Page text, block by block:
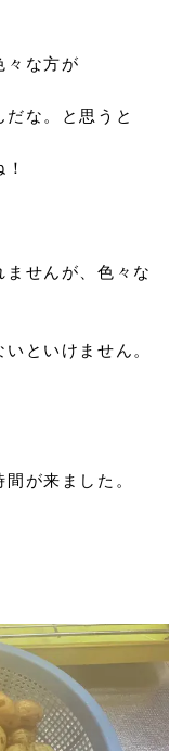
々な方が
な。と思うと
せんが、色々な
といけません。
が来ました。